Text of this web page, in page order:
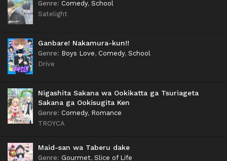
Genre: Comedy, School
Satelight
Ganbare! Nakamura-kun!!
Genre: Boys Love, Comedy, School
Drive
Nigashita Sakana wa Ookikatta ga Tsuriageta
Sakana ga Ookisugita Ken
Genre: Comedy, Romance
TROYCA
Maid-san wa Taberu dake
Genre: Gourmet, Slice of Life